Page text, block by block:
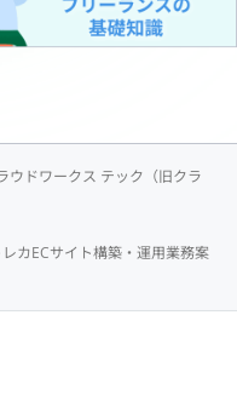
ウドワークス テック（旧クラ
カECサイト構築・運用業務案